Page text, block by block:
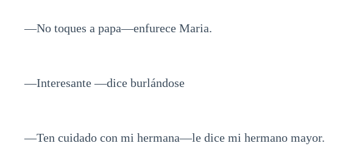
—No toques a papa—enfurece Maria.
—Interesante —dice burlándose
—Ten cuidado con mi hermana—le dice mi hermano mayor.